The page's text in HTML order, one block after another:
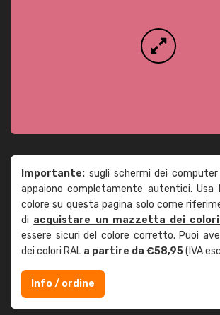
Importante: sugli schermi dei
appaiono completamente autentici. Usa
colore su questa pagina solo come
di acquistare un mazzetta dei colori
essere sicuri del colore corretto. Puoi
dei colori RAL a partire da €58,95(IVA
Info / ordine